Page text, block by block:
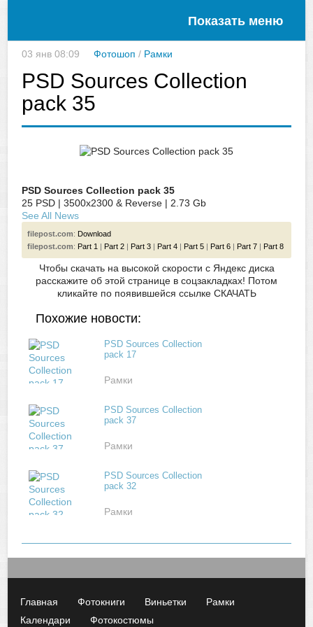
Показать меню
03 янв 08:09 Фотошоп / Рамки
PSD Sources Collection
pack 35
PSD Sources Collection pack 35
25 PSD | 3500x2300 & Reverse | 2.73 Gb
See All News
filepost.com: Download
filepost.com: Part 1 | Part 2 | Part 3 | Part 4 | Part 5 | Part 6 | Part 7 | Part 8
Чтобы скачать на высокой скорости с Яндекс диска
расскажите об этой странице в соцзакладках! Потом
кликайте по появившейся ссылке СКАЧАТЬ
Похожие новости:
PSD Sources Collection
pack 17
Рамки
PSD Sources Collection
pack 37
Рамки
PSD Sources Collection
pack 32
Рамки
Главная Фотокниги Виньетки
Рамки
Календари
Фотокостюмы